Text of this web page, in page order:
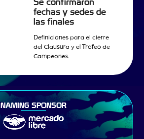
Se confirmaron
fechas y sedes de
las finales
Definiciones para el cierre
del Clausura y el Trofeo de
Campeones.
NAMING SPONSOR